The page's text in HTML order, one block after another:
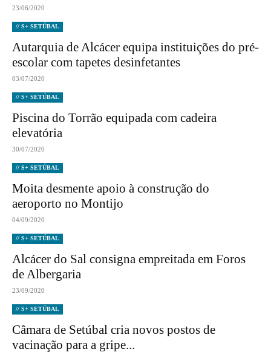
23/06/2020
// S+ SETÚBAL
Autarquia de Alcácer equipa instituições do pré-
escolar com tapetes desinfetantes
03/07/2020
// S+ SETÚBAL
Piscina do Torrão equipada com cadeira
elevatória
30/07/2020
// S+ SETÚBAL
Moita desmente apoio à construção do
aeroporto no Montijo
04/09/2020
// S+ SETÚBAL
Alcácer do Sal consigna empreitada em Foros
de Albergaria
23/09/2020
// S+ SETÚBAL
Câmara de Setúbal cria novos postos de
vacinação para a gripe...